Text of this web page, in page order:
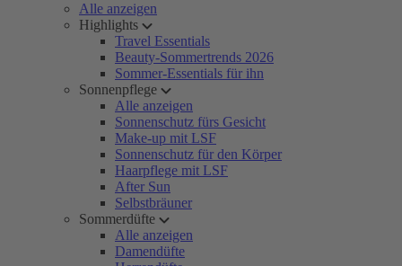
Alle anzeigen
Highlights
Travel Essentials
Beauty-Sommertrends 2026
Sommer-Essentials für ihn
Sonnenpflege
Alle anzeigen
Sonnenschutz fürs Gesicht
Make-up mit LSF
Sonnenschutz für den Körper
Haarpflege mit LSF
After Sun
Selbstbräuner
Sommerdüfte
Alle anzeigen
Damendüfte